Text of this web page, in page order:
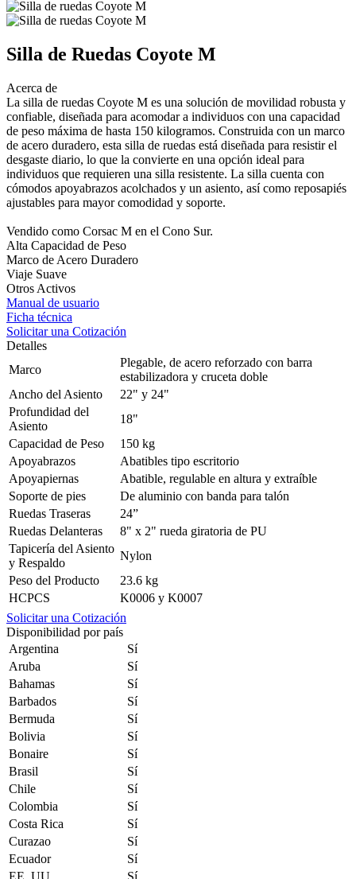
Silla de Ruedas Coyote M
Acerca de
La silla de ruedas Coyote M es una solución de movilidad robusta y
confiable, diseñada para acomodar a individuos con una capacidad
de peso máxima de hasta 150 kilogramos. Construida con un marco
de acero duradero, esta silla de ruedas está diseñada para resistir el
desgaste diario, lo que la convierte en una opción ideal para
individuos que requieren una silla resistente. La silla cuenta con
cómodos apoyabrazos acolchados y un asiento, así como reposapiés
ajustables para mayor comodidad y soporte.
Vendido como Corsac M en el Cono Sur.
Alta Capacidad de Peso
Marco de Acero Duradero
Viaje Suave
Otros Activos
Manual de usuario
Ficha técnica
Solicitar una Cotización
Detalles
Marco
Plegable, de acero reforzado con barra
estabilizadora y cruceta doble
Ancho del Asiento
22" y 24"
Profundidad del
Asiento
18"
Capacidad de Peso
150 kg
Apoyabrazos
Abatibles tipo escritorio
Apoyapiernas
Abatible, regulable en altura y extraíble
Soporte de pies
De aluminio con banda para talón
Ruedas Traseras
24”
Ruedas Delanteras
8" x 2" rueda giratoria de PU
Tapicería del Asiento
y Respaldo
Nylon
Peso del Producto
23.6 kg
HCPCS
K0006 y K0007
Solicitar una Cotización
Disponibilidad por país
Argentina
Sí
Aruba
Sí
Bahamas
Sí
Barbados
Sí
Bermuda
Sí
Bolivia
Sí
Bonaire
Sí
Brasil
Sí
Chile
Sí
Colombia
Sí
Costa Rica
Sí
Curazao
Sí
Ecuador
Sí
EE. UU.
Sí